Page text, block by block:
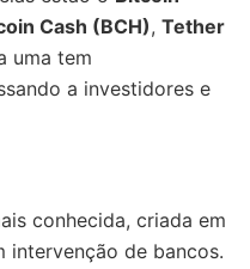
Cash (BCH), Tether
uma tem
a investidores e
conhecida, criada em
intervenção de bancos.